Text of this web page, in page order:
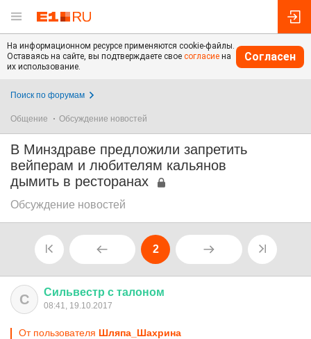
На информационном ресурсе применяются cookie-файлы.
Оставаясь на сайте, вы подтверждаете свое согласие на
их использование.
Согласен
Поиск по форумам
Общение Обсуждение новостей
В Минздраве предложили запретить
вейперам и любителям кальянов
дымить в ресторанах
Обсуждение новостей
2
С Сильвестр с талоном
08:41, 19.10.2017
От пользователя Шляпа_Шахрина